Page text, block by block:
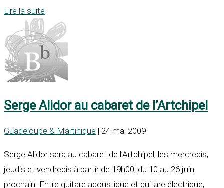
Lire la suite
Serge Alidor au cabaret de l’Artchipel
Guadeloupe & Martinique | 24 mai 2009
Serge Alidor sera au cabaret de l’Artchipel, les mercredis,
jeudis et vendredis à partir de 19h00, du 10 au 26 juin
prochain. Entre guitare acoustique et guitare électrique,